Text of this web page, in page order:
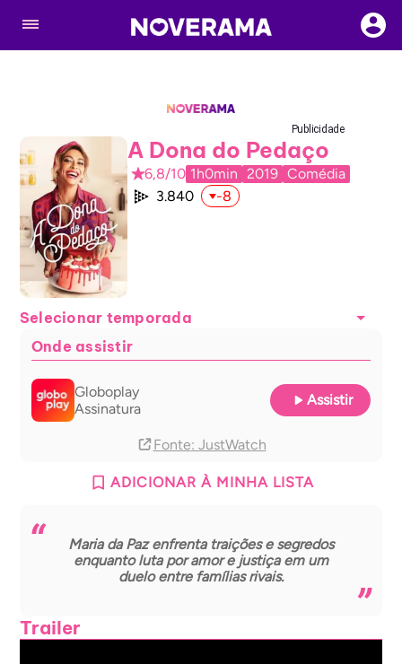
Publicidade
A Dona do Pedaço
6,8/10 1h0min 2019 Comédia
3.840
-8
Selecionar temporada
Onde assistir
Globoplay
Assinatura
Assistir
Fonte: JustWatch
ADICIONAR À MINHA LISTA
Maria da Paz enfrenta traições e segredos
enquanto luta por amor e justiça em um
duelo entre famílias rivais.
Trailer